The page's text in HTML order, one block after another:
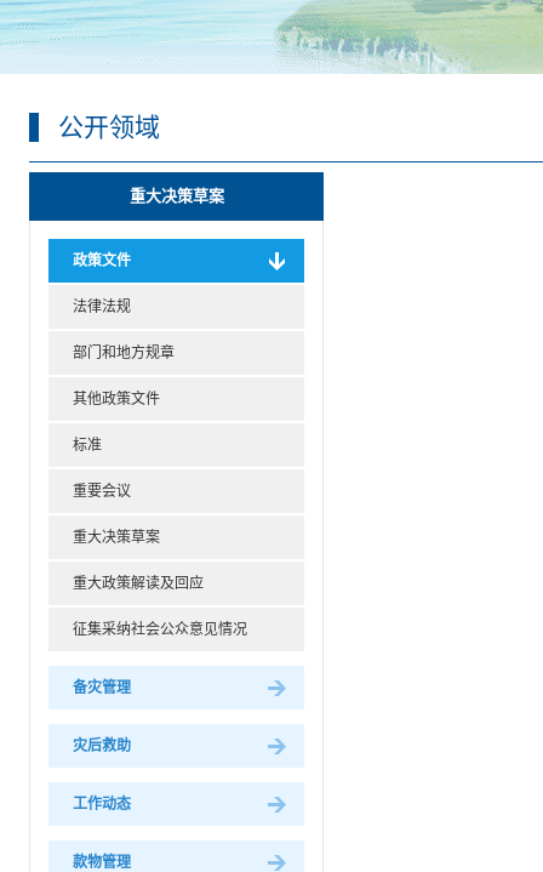
公开领域
重大决策草案
政策文件
法律法规
部门和地方规章
其他政策文件
标准
重要会议
重大决策草案
重大政策解读及回应
征集采纳社会公众意见情况
备灾管理
灾后救助
工作动态
款物管理